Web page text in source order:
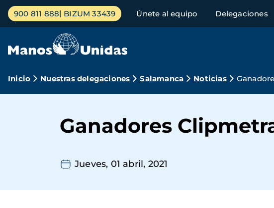
Pasar
contenido
Menú
principal
900 811 888 BIZUM 33439 Únete al equipo Delegaciones
Ruta
navegación
Inicio Nuestras delegaciones Salamanca Noticias
Ganadores
Jueves, 01 abril, 2021